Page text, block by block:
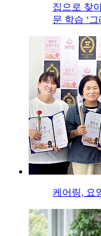
집으로 찾
문 학습 ‘그
케어링, 요